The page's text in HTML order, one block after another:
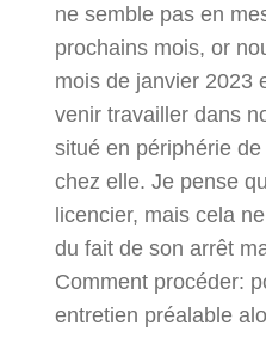
ne semble pas en
prochains mois, or
mois de janvier 2023
venir travailler dans
situé en périphérie
chez elle. Je pense
licencier, mais cela
du fait de son arrêt
Comment procéder:
entretien préalable